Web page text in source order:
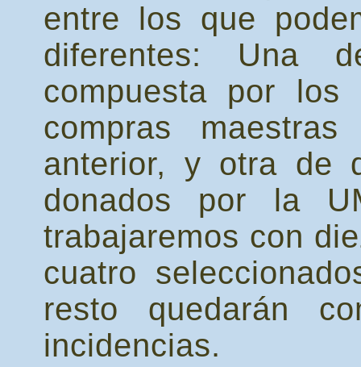
entre los que
diferentes: Una
compuesta por los
compras
anterior, y otra de
donados por la
trabajaremos con
cuatro
resto quedarán
incidencias.